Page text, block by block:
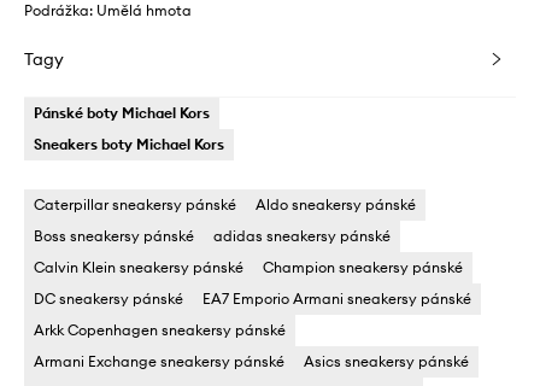
Podrážka: Umělá hmota
Tagy
Pánské boty Michael Kors
Sneakers boty Michael Kors
Caterpillar sneakersy pánské
Aldo sneakersy pánské
Boss sneakersy pánské
adidas sneakersy pánské
Calvin Klein sneakersy pánské
Champion sneakersy pánské
DC sneakersy pánské
EA7 Emporio Armani sneakersy pánské
Arkk Copenhagen sneakersy pánské
Armani Exchange sneakersy pánské
Asics sneakersy pánské